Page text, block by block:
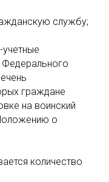
службу;
Федерального
граждане
на воинский
о
количество